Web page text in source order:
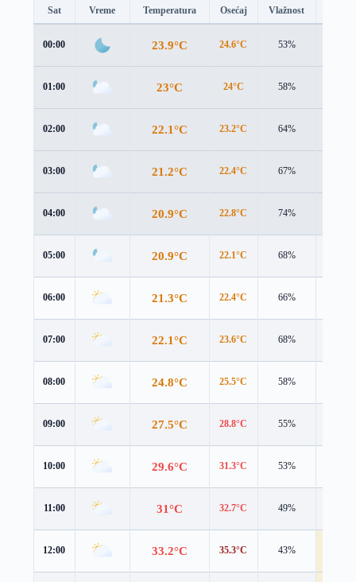
Sat Vreme Temperatura Osećaj Vlažnost
00:00 23.9°C 24.6°C 53%
01:00 23°C 24°C 58%
02:00 22.1°C 23.2°C 64%
03:00 21.2°C 22.4°C 67%
04:00 20.9°C 22.8°C 74%
05:00 20.9°C 22.1°C 68%
06:00 21.3°C 22.4°C 66%
07:00 22.1°C 23.6°C 68%
08:00 24.8°C 25.5°C 58%
09:00 27.5°C 28.8°C 55%
10:00 29.6°C 31.3°C 53%
11:00 31°C 32.7°C 49%
12:00 33.2°C 35.3°C 43%